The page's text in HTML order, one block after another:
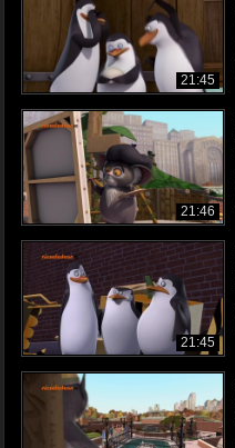
21:45
21:46
21:45